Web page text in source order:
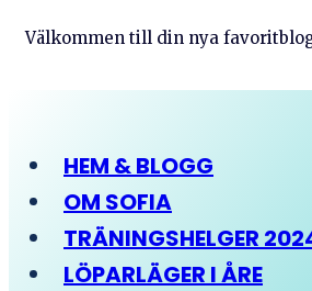
Välkommen till din nya
HEM & BLOGG
OM SOFIA
TRÄNINGSHELGER
LÖPARLÄGER I ÅRE